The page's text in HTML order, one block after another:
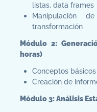
listas, data frames
Manipulación
transformación
Módulo 2:
horas)
Conceptos
Creación de
Módulo 3: Análisis